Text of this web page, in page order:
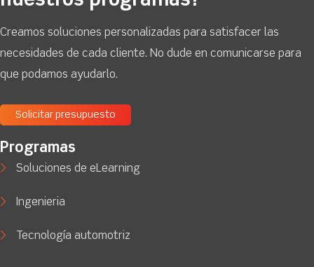
Creamos soluciones personalizadas para satisfacer las
necesidades de cada cliente. No dude en comunicarse para
que podamos ayudarlo.
Solicitar presupuesto
Programas
Soluciones de eLearning
Ingenieria
Tecnología automotriz